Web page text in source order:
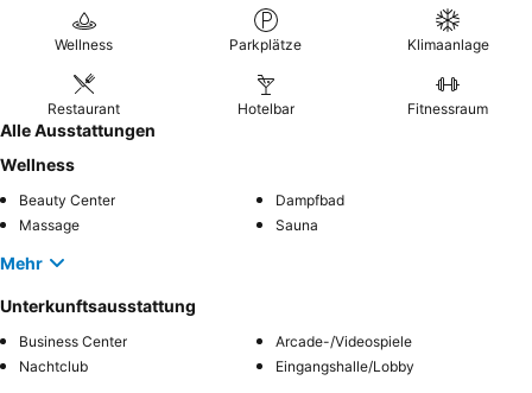
Wellness Parkplätze Klimaanlage
Restaurant Hotelbar Fitnessraum
Alle Ausstattungen
Wellness
Beauty Center
Dampfbad
Massage
Sauna
Mehr
Unterkunftsausstattung
Business Center
Arcade-/Videospiele
Nachtclub
Eingangshalle/Lobby